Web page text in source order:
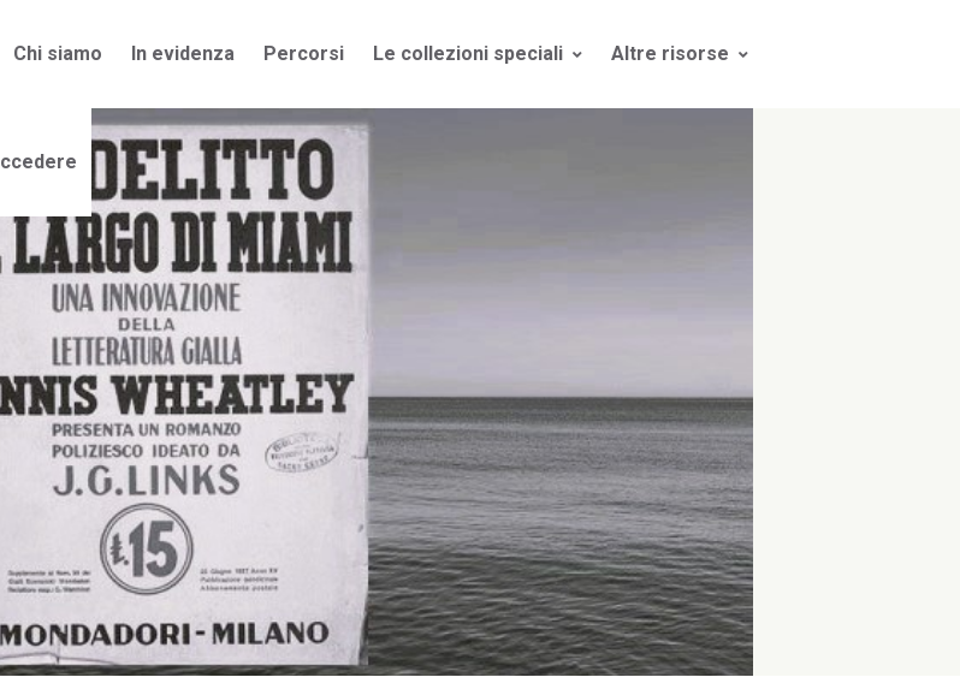
Chi siamo In evidenza Percorsi Le collezioni speciali Altre risorse